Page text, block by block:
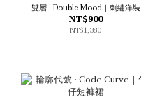
雙層 • Double Mood｜刺繡洋裝
NT$900
NT$1,380